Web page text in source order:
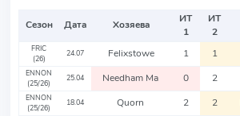
Сезон Дата Хозяева
ИТ
1
ИТ
2
FRIC
(26)
24.07 Felixstowe 1 1
ENNON
(25/26)
25.04 Needham Ma 0 2
ENNON
(25/26)
18.04 Quorn 2 2